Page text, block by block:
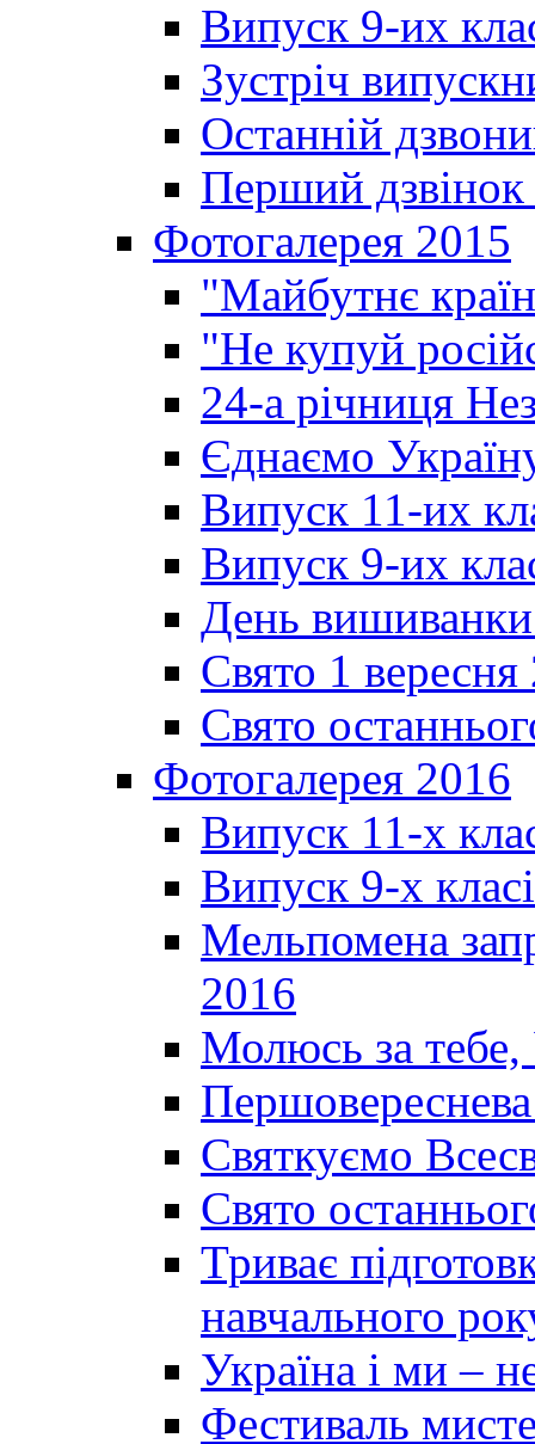
Випуск 9-их
Зустріч
Останній
Перший
Фотогалерея 2015
"Майбутнє
"Не купуй
24-а річниця
Єднаємо
Випуск 11-их
Випуск 9-их
День
Свято 1 вересня
Свято
Фотогалерея 2016
Випуск 11-х
Випуск 9-х
Мельпомена
2016
Молюсь за тебе,
Святкуємо
Свято
Триває
навчального
Україна і ми –
Фестиваль